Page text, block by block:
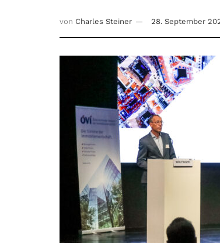
von Charles Steiner 28. September